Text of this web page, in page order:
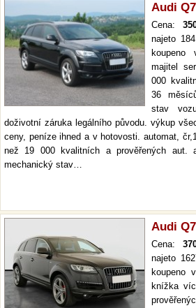
Audi
Cena:
najeto
majitel
000
36
stav
doživotní záruka legálního původu. výkup
ceny, peníze ihned a v hotovosti. automat,
než 19 000 kvalitních a prověřených aut.
mechanický stav…
Audi
Cena:
najeto
koupeno
knížka